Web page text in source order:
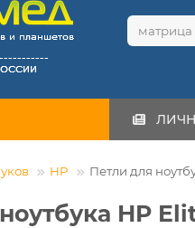
HP Петли для
HP